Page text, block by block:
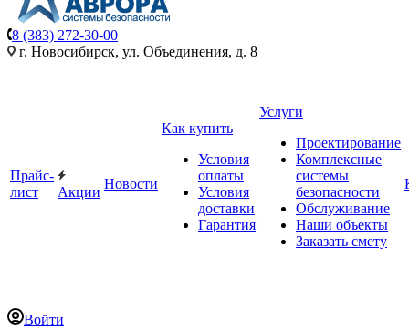
8 (383) 272-30-00
г. Новосибирск, ул. Объединения, д. 8
Прайс-
лист
Акции
Новости
Как купить
Условия
оплаты
Условия
доставки
Гарантия
Услуги
Проектирование
Комплексные
системы
безопасности
Обслуживание
Наши объекты
Заказать смету
Войти